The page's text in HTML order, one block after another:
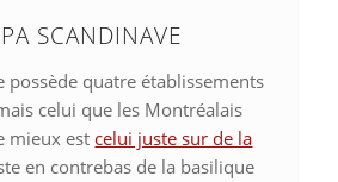
SCANDINAVE
possède quatre établissements
celui que les Montréalais
mieux est celui juste sur de la
en contrebas de la basilique